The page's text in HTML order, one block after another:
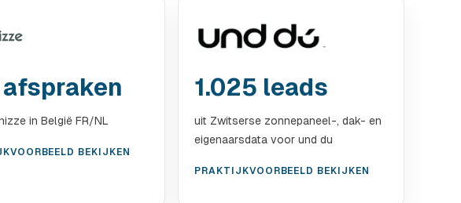
afspraken
in België FR/NL
BEKIJKEN
1.025 leads
uit Zwitserse zonnepaneel-, dak- en
eigenaarsdata voor und du
PRAKTIJKVOORBEELD BEKIJKEN